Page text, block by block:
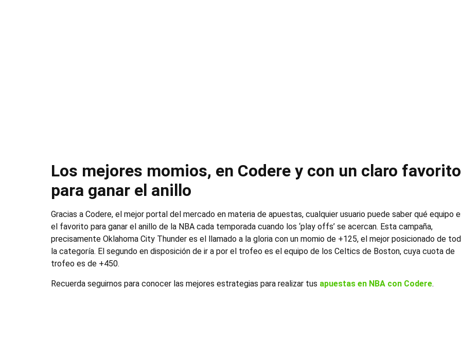
Los mejores momios, en Codere y con un claro favorito
para ganar el anillo
Gracias a Codere, el mejor portal del mercado en materia de apuestas, cualquier usuario puede saber qué equipo
el favorito para ganar el anillo de la NBA cada temporada cuando los ‘play offs’ se acercan. Esta campaña,
precisamente Oklahoma City Thunder es el llamado a la gloria con un momio de +125, el mejor posicionado de
la categoría. El segundo en disposición de ir a por el trofeo es el equipo de los Celtics de Boston, cuya cuota de
trofeo es de +450.
Recuerda seguirnos para conocer las mejores estrategias para realizar tus apuestas en NBA con Codere.